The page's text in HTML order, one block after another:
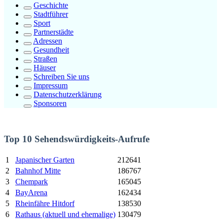
Geschichte
Stadtführer
Sport
Partnerstädte
Adressen
Gesundheit
Straßen
Häuser
Schreiben Sie uns
Impressum
Datenschutzerklärung
Sponsoren
Top 10 Sehendswürdigkeits-Aufrufe
1 Japanischer Garten
212641
2
Bahnhof Mitte
186767
3
Chempark
165045
4
BayArena
162434
5
Rheinfähre Hitdorf
138530
6
Rathaus (aktuell und ehemalige) 130479